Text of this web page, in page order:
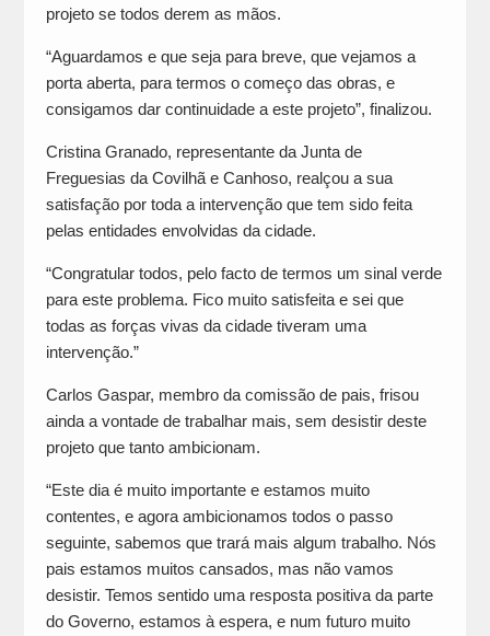
projeto se todos derem as mãos.
“Aguardamos e que seja para breve, que vejamos a
porta aberta, para termos o começo das obras, e
consigamos dar continuidade a este projeto”, finalizou.
Cristina Granado, representante da Junta de
Freguesias da Covilhã e Canhoso, realçou a sua
satisfação por toda a intervenção que tem sido feita
pelas entidades envolvidas da cidade.
“Congratular todos, pelo facto de termos um sinal verde
para este problema. Fico muito satisfeita e sei que
todas as forças vivas da cidade tiveram uma
intervenção.”
Carlos Gaspar, membro da comissão de pais, frisou
ainda a vontade de trabalhar mais, sem desistir deste
projeto que tanto ambicionam.
“Este dia é muito importante e estamos muito
contentes, e agora ambicionamos todos o passo
seguinte, sabemos que trará mais algum trabalho. Nós
pais estamos muitos cansados, mas não vamos
desistir. Temos sentido uma resposta positiva da parte
do Governo, estamos à espera, e num futuro muito